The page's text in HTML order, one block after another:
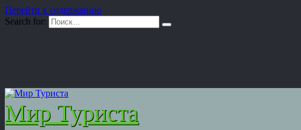
Перейти к содержанию
Search for:
Мир Туриста